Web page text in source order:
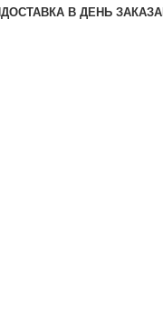
ДОСТАВКА В ДЕНЬ ЗАКАЗА